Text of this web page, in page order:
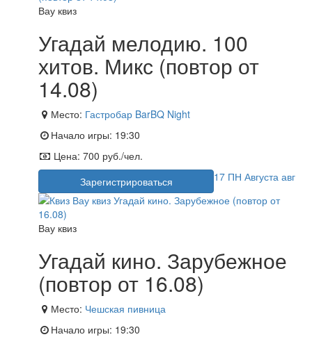
Вау квиз
Угадай мелодию. 100
хитов. Микс (повтор от
14.08)
Место: Гастробар BarBQ Night
Начало игры: 19:30
Цена: 700 руб./чел.
Зарегистрироваться
17 ПН Августа авг
Вау квиз
Угадай кино. Зарубежное
(повтор от 16.08)
Место: Чешская пивница
Начало игры: 19:30